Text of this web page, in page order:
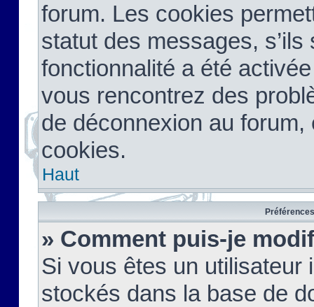
forum. Les cookies
statut des messages,
fonctionnalité a été
vous rencontrez des
de déconnexion au
cookies.
Haut
» Comment puis-je
Si vous êtes un
stockés dans la base de